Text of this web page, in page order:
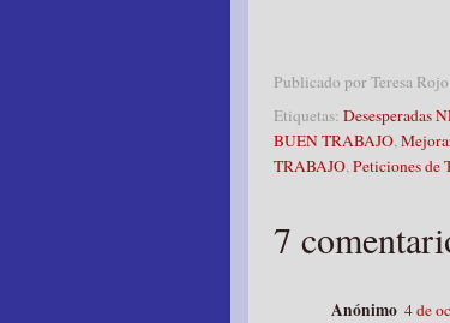
Publicado porTeresa Rojo
Etiquetas: Desesperadas
BUEN TRABAJO,
TRABAJO,Peticiones
7
Anónimo 4 de